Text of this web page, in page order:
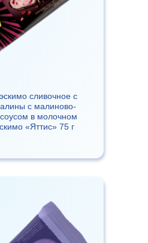
сливочное с
с малиново-
в молочном
«Яттис» 75 г